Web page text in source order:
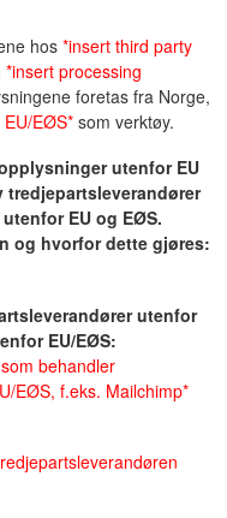
hos*insert third party
*insert processing
foretas fra Norge,
EU/EØS*som verktøy.
utenfor EU
EU og EØS.
og hvorfor dette gjøres:
utenfor
EU/EØS:
behandler
EØS, f.eks. Mailchimp*